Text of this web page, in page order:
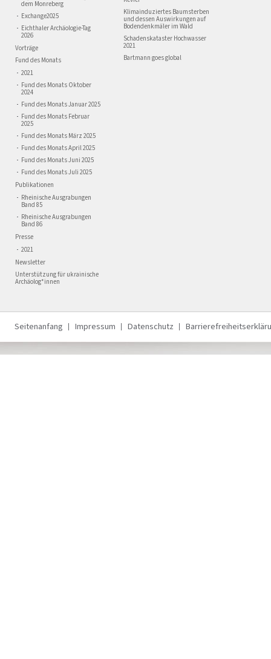
dem Monreberg
Exchange2025
Eichthaler Archäologie-Tag
2026
Vorträge
Fund des Monats
2021
Fund des Monats Oktober
2024
Fund des Monats Januar 2025
Fund des Monats Februar
2025
Fund des Monats März 2025
Fund des Monats April 2025
Fund des Monats Juni 2025
Fund des Monats Juli 2025
Publikationen
Rheinische Ausgrabungen
Band 85
Rheinische Ausgrabungen
Band 86
Presse
2021
Newsletter
Unterstützung für ukrainische
Archäolog*innen
Klimainduziertes Baumsterben
und dessen Auswirkungen auf
Bodendenkmäler im Wald
Schadenskataster Hochwasser
2021
Bartmann goes global
Seitenanfang Impressum Datenschutz